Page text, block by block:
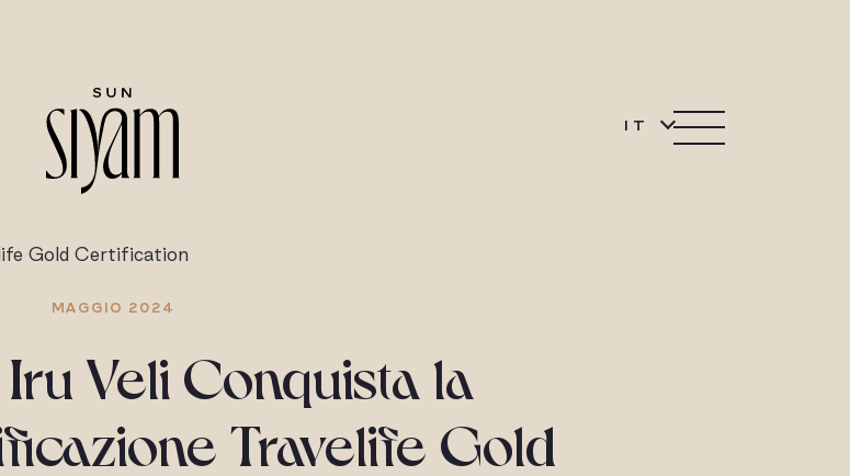
IT
Gold Certification
MAGGIO 2024
Veli Conquista la
Travelife Gold